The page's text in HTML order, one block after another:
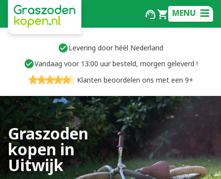
MENU
Levering door héél Nederland
Vandaag voor 13:00 uur besteld, morgen geleverd !
Klanten beoordelen ons met een 9+
Graszoden
kopen in
Uitwijk